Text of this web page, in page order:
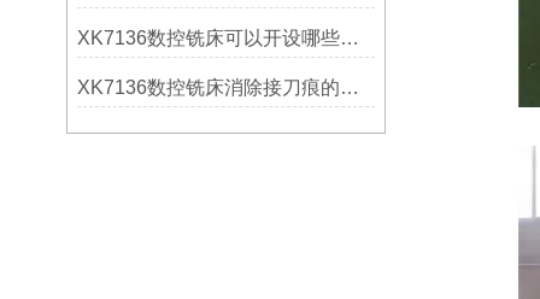
XK7136数控铣床可以开设哪些考核项目？
XK7136数控铣床消除接刀痕的操作